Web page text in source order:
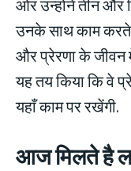
ओर उन्होंने तीन और
उनके साथ काम करते
और प्रेरणा के जीवन
यह तय किया कि वे
यहाँ काम पर रखेंगी.
आज मिलते है